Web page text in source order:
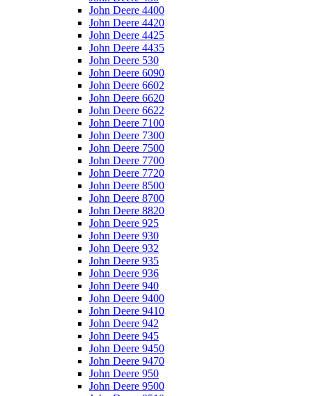
John Deere 4400
John Deere 4420
John Deere 4425
John Deere 4435
John Deere 530
John Deere 6090
John Deere 6602
John Deere 6620
John Deere 6622
John Deere 7100
John Deere 7300
John Deere 7500
John Deere 7700
John Deere 7720
John Deere 8500
John Deere 8700
John Deere 8820
John Deere 925
John Deere 930
John Deere 932
John Deere 935
John Deere 936
John Deere 940
John Deere 9400
John Deere 9410
John Deere 942
John Deere 945
John Deere 9450
John Deere 9470
John Deere 950
John Deere 9500